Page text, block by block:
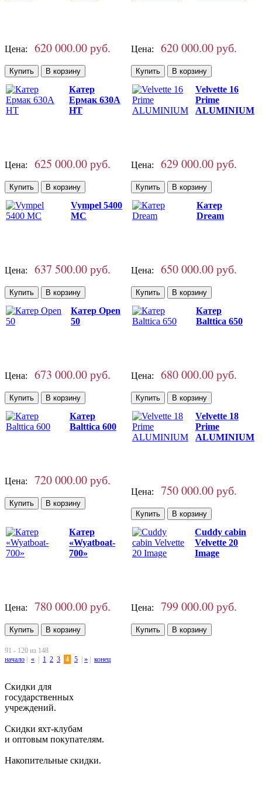
Цена: 620 000.00 руб. Цена: 620 000.00 руб.
Катер
Ермак 630A
НТ
Цена: 625 000.00 руб.
Velvette 16
Prime
ALUMINIUM
Цена: 629 000.00 руб.
Vympel 5400
MC
Цена: 637 500.00 руб.
Катер
Dream
Цена: 650 000.00 руб.
Катер Open
50
Цена: 673 000.00 руб.
Катер
Balttica 650
Цена: 680 000.00 руб.
Катер
Balttica 600
Цена: 720 000.00 руб.
Velvette 18
Prime
ALUMINIUM
Цена: 750 000.00 руб.
Катер
«Wyatboat-
700»
Цена: 780 000.00 руб.
Cuddy cabin
Velvette 20
Image
Цена: 799 000.00 руб.
91 - 120 из 148
начало | « | 1 2 3 4 5 | » | конец
Скидки для
государственных
учреждений.
Скидки яхт-клубам
и оптовым покупателям.
Накопительные скидки.